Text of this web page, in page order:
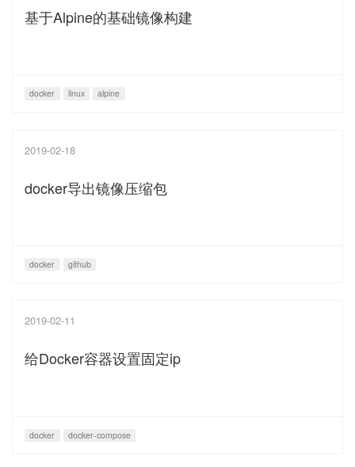
基于Alpine的基础镜像构建
docker linux alpine
2019-02-18
docker导出镜像压缩包
docker github
2019-02-11
给Docker容器设置固定ip
docker docker-compose